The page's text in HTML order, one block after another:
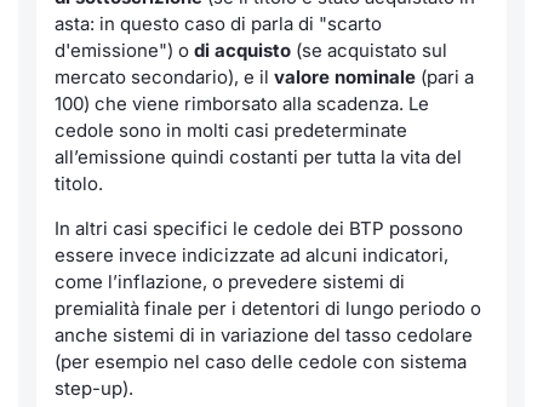
asta: in questo caso di parla di "scarto
d'emissione") o di acquisto (se acquistato sul
mercato secondario), e il valore nominale (pari a
100) che viene rimborsato alla scadenza. Le
cedole sono in molti casi predeterminate
all’emissione quindi costanti per tutta la vita del
titolo.
In altri casi specifici le cedole dei BTP possono
essere invece indicizzate ad alcuni indicatori,
come l’inflazione, o prevedere sistemi di
premialità finale per i detentori di lungo periodo o
anche sistemi di in variazione del tasso cedolare
(per esempio nel caso delle cedole con sistema
step-up).